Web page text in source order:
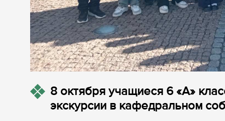
8 октября учащиеся 6 «А»
экскурсии в кафедральном